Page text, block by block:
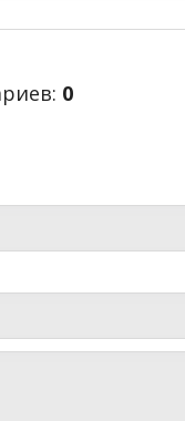
: 0